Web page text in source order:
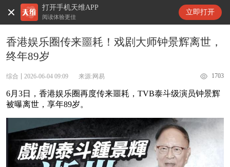
打开手机天维APP
阅读体验更佳
立即打开
天维新闻
香港娱乐圈传来噩耗！戏剧大师钟景辉离世，
终年89岁
综合 2026-06-04 09:09 来源:网易 1703
6月3日，香港娱乐圈再度传来噩耗，TVB泰斗级演员钟景辉
被曝离世，享年89岁。